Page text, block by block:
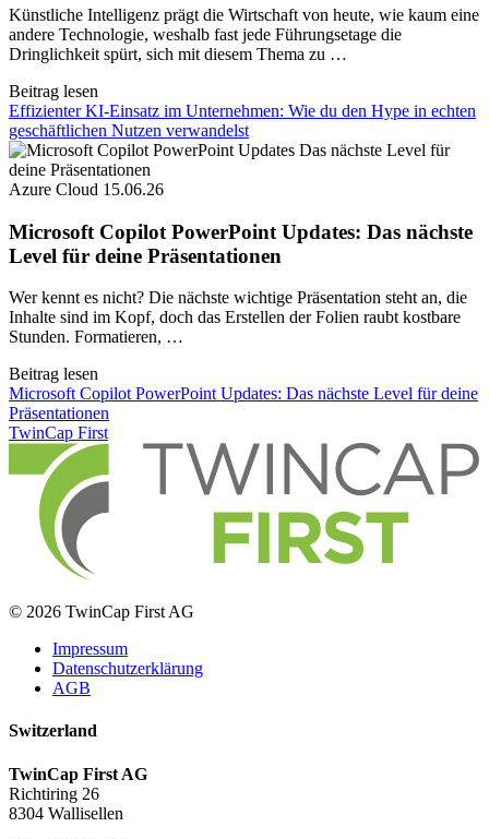
Künstliche Intelligenz prägt die Wirtschaft von heute, wie kaum eine
andere Technologie, weshalb fast jede Führungsetage die
Dringlichkeit spürt, sich mit diesem Thema zu …
Beitrag lesen
Effizienter KI-Einsatz im Unternehmen: Wie du den Hype in echten
geschäftlichen Nutzen verwandelst
Azure Cloud 15.06.26
Microsoft Copilot PowerPoint Updates: Das nächste
Level für deine Präsentationen
Wer kennt es nicht? Die nächste wichtige Präsentation steht an, die
Inhalte sind im Kopf, doch das Erstellen der Folien raubt kostbare
Stunden. Formatieren, …
Beitrag lesen
Microsoft Copilot PowerPoint Updates: Das nächste Level für deine
Präsentationen
TwinCap First
© 2026 TwinCap First AG
Impressum
Datenschutzerklärung
AGB
Switzerland
TwinCap First AG
Richtiring 26
8304 Wallisellen